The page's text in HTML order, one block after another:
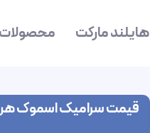
هایلند مارکت محصولات
قیمت سرامیک اسموک